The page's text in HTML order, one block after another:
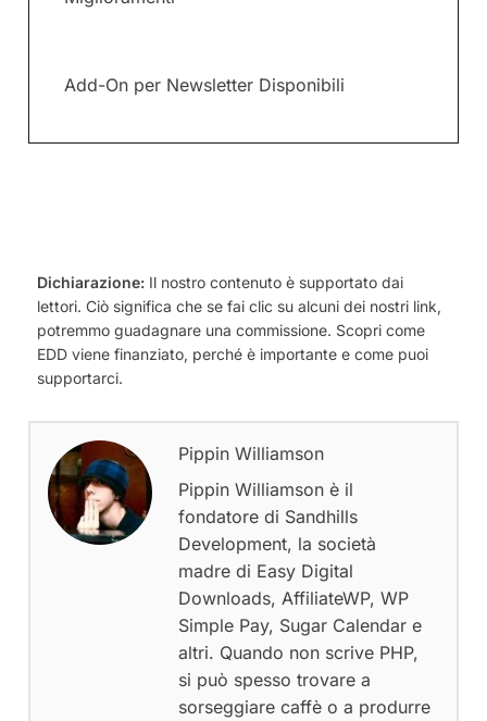
Add-On per Newsletter Disponibili
Dichiarazione: Il nostro contenuto è supportato dai
lettori. Ciò significa che se fai clic su alcuni dei nostri link,
potremmo guadagnare una commissione. Scopri come
EDD viene finanziato, perché è importante e come puoi
supportarci.
Pippin Williamson
Pippin Williamson è il
fondatore di Sandhills
Development, la società
madre di Easy Digital
Downloads, AffiliateWP, WP
Simple Pay, Sugar Calendar e
altri. Quando non scrive PHP,
si può spesso trovare a
sorseggiare caffè o a produrre